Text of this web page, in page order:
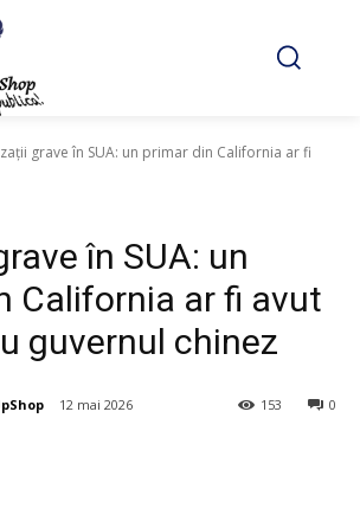
grave în SUA: un primar din California ar fi
în SUA: un
California ar fi avut
guvernul chinez
12 mai 2026 0
153